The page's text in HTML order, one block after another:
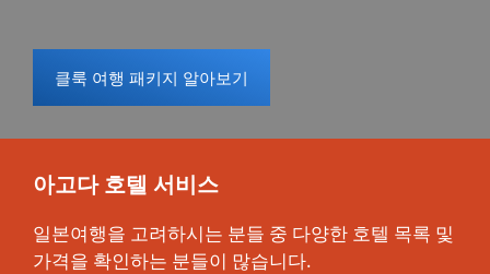
클룩 여행 패키지 알아보기
아고다 호텔 서비스
일본여행을 고려하시는 분들 중 다양한 호텔 목록 및
가격을 확인하는 분들이 많습니다.